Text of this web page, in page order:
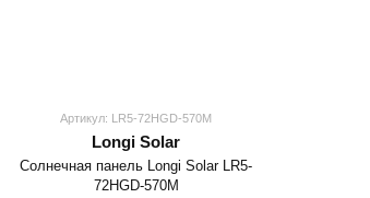
Артикул: LR5-72HGD-570M
Longi Solar
Солнечная панель Longi Solar LR5-
72HGD-570M